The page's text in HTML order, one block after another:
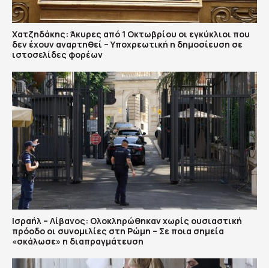
Χατζηδάκης: Άκυρες από 1 Οκτωβρίου οι εγκύκλιοι που
δεν έχουν αναρτηθεί – Υποχρεωτική η δημοσίευση σε
ιστοσελίδες φορέων
Ισραήλ – Λίβανος: Ολοκληρώθηκαν χωρίς ουσιαστική
πρόοδο οι συνομιλίες στη Ρώμη – Σε ποια σημεία
«σκάλωσε» η διαπραγμάτευση